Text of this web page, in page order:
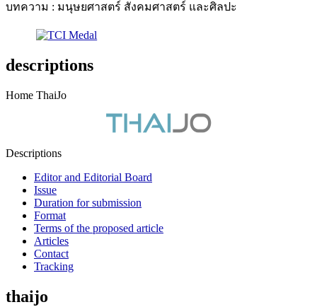
บทความ : มนุษยศาสตร์ สังคมศาสตร์ และศิลปะ
descriptions
Home ThaiJo
Descriptions
Editor and Editorial Board
Issue
Duration for submission
Format
Terms of the proposed article
Articles
Contact
Tracking
thaijo